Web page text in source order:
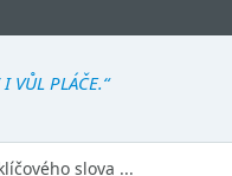
VŮL PLÁČE.“